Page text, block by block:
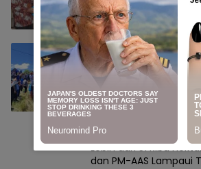
SIDRAP Agustus 7, 2026
Panen di Desa Botto
Bupati Sidrap Genjot
SIDRAP Agustus 7, 2026
Sidrap Buktikan
Lebih dari 51 Ribu
dan PM-AAS Lampaui